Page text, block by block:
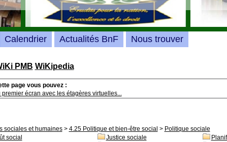
PMB WiKipedia
page vous pouvez :
premier écran avec les étagères virtuelles...
sociales et humaines> 4.25 Politique et bien-être social > Politique sociale
social
Justice sociale
Calendrier Actualités BnF Nous trouver